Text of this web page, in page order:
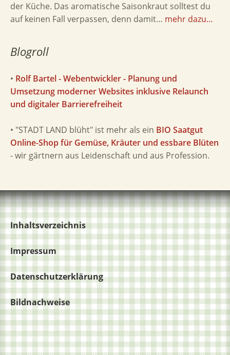
der Küche. Das aromatische Saisonkraut solltest du
auf keinen Fall verpassen, denn damit… mehr dazu…
Blogroll
• Rolf Bartel - Webentwickler - Planung und
Umsetzung moderner Websites inklusive Relaunch
und digitaler Barrierefreiheit
• "STADT LAND blüht" ist mehr als ein BIO Saatgut
Online-Shop für Gemüse, Kräuter und essbare Blüten
- wir gärtnern aus Leidenschaft und aus Profession.
Inhaltsverzeichnis
Impressum
Datenschutzerklärung
Bildnachweise